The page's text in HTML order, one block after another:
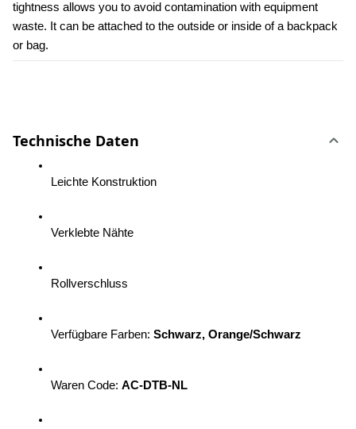
tightness allows you to avoid contamination with equipment
waste. It can be attached to the outside or inside of a backpack
or bag.
Technische Daten
Leichte Konstruktion
Verklebte Nähte
Rollverschluss
Verfügbare Farben: Schwarz, Orange/Schwarz
Waren Code: AC-DTB-NL